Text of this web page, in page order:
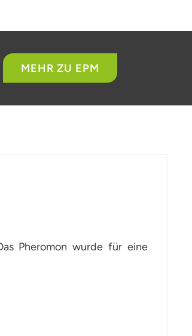
MEHR ZU EPM
Pheromon wurde für eine